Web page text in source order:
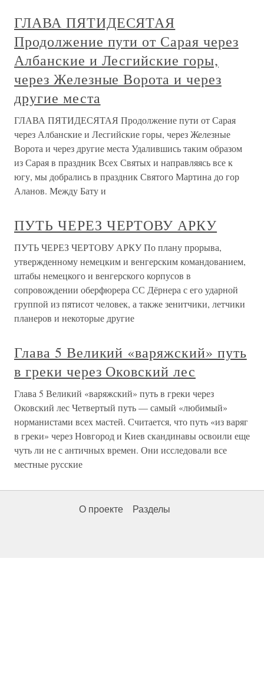
ГЛАВА ПЯТИДЕСЯТАЯ
Продолжение пути от Сарая через
Албанские и Лесгийские горы,
через Железные Ворота и через
другие места
ГЛАВА ПЯТИДЕСЯТАЯ Продолжение пути от Сарая
через Албанские и Лесгийские горы, через Железные
Ворота и через другие места Удалившись таким образом
из Сарая в праздник Всех Святых и направляясь все к
югу, мы добрались в праздник Святого Мартина до гор
Аланов. Между Бату и
ПУТЬ ЧЕРЕЗ ЧЕРТОВУ АРКУ
ПУТЬ ЧЕРЕЗ ЧЕРТОВУ АРКУ По плану прорыва,
утвержденному немецким и венгерским командованием,
штабы немецкого и венгерского корпусов в
сопровождении оберфюрера СС Дёрнера с его ударной
группой из пятисот человек, а также зенитчики, летчики
планеров и некоторые другие
Глава 5 Великий «варяжский» путь
в греки через Оковский лес
Глава 5 Великий «варяжский» путь в греки через
Оковский лес Четвертый путь — самый «любимый»
норманистами всех мастей. Считается, что путь «из варяг
в греки» через Новгород и Киев скандинавы освоили еще
чуть ли не с античных времен. Они исследовали все
местные русские
О проекте Разделы